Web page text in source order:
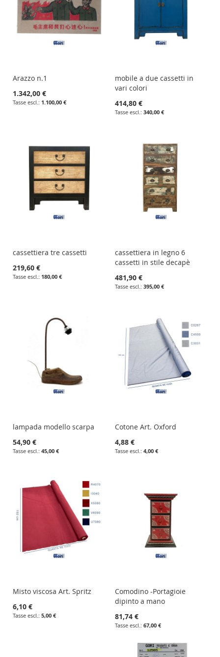
Arazzo n.1
1.342,00 €
1.100,00 €
mobile a due cassetti in
vari colori
414,80 €
340,00 €
cassettiera tre cassetti
219,60 €
180,00 €
cassettiera in legno 6
cassetti in stile decapè
481,90 €
395,00 €
lampada modello scarpa
54,90 €
45,00 €
Cotone Art. Oxford
4,88 €
4,00 €
Misto viscosa Art. Spritz
6,10 €
5,00 €
Comodino -Portagioie
dipinto a mano
81,74 €
67,00 €